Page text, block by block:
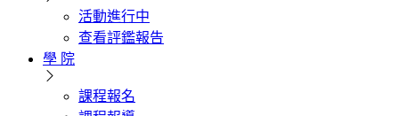
活動進行中
查看評鑑報告
學 院
課程報名